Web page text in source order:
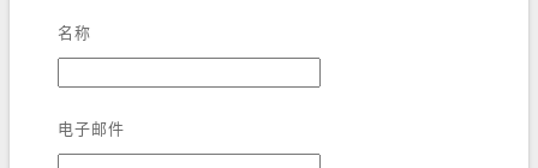
名称
电子邮件